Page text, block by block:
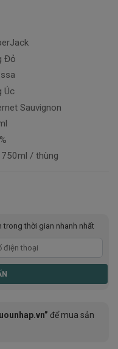
Đỏ
Úc
Sauvignon
/ thùng
thời gian nhanh nhất
để mua sản